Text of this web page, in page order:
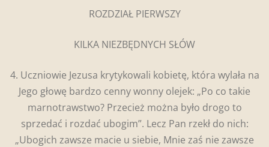
ROZDZIAŁ PIERWSZY
KILKA NIEZBĘDNYCH SŁÓW
4. Uczniowie Jezusa krytykowali kobietę, która wylała na
Jego głowę bardzo cenny wonny olejek: „Po co takie
marnotrawstwo? Przecież można było drogo to
sprzedać i rozdać ubogim”. Lecz Pan rzekł do nich:
„Ubogich zawsze macie u siebie, Mnie zaś nie zawsze